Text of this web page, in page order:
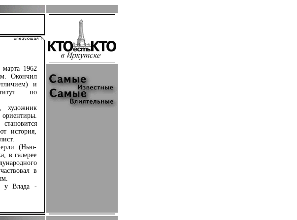
1962
Окончил
и
по
история,
(Нью-
в галерее
в
у Влада -